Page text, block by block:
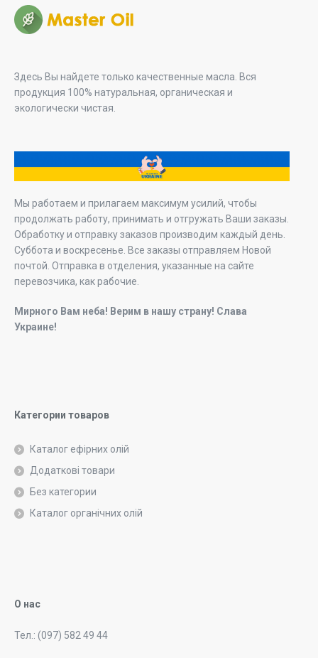
Здесь Вы найдете только качественные масла. Вся
продукция 100% натуральная, органическая и
экологически чистая.
Мы работаем и прилагаем максимум усилий, чтобы
продолжать работу, принимать и отгружать Ваши заказы.
Обработку и отправку заказов производим каждый день.
Суббота и воскресенье. Все заказы отправляем Новой
почтой. Отправка в отделения, указанные на сайте
перевозчика, как рабочие.
Мирного Вам неба! Верим в нашу страну! Слава
Украине!
Категории товаров
Каталог ефірних олій
Додаткові товари
Без категории
Каталог органічних олій
О нас
Тел.: (097) 582 49 44